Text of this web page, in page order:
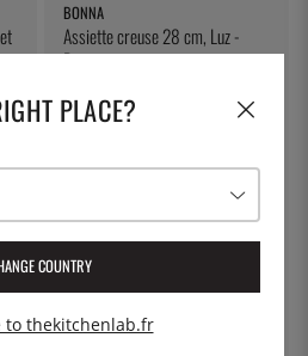
BONNA
Assiette creuse 28 cm, Luz -
Bonna
21 €
PLACE?
COUNTRY
to thekitchenlab.fr